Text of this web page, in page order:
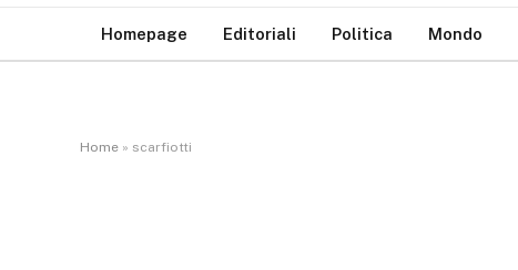
Homepage Editoriali Politica Mondo
Home » scarfiotti